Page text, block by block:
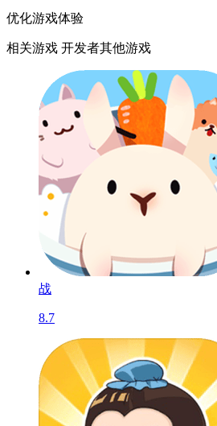
优化游戏体验
相关游戏 开发者其他游戏
战
8.7